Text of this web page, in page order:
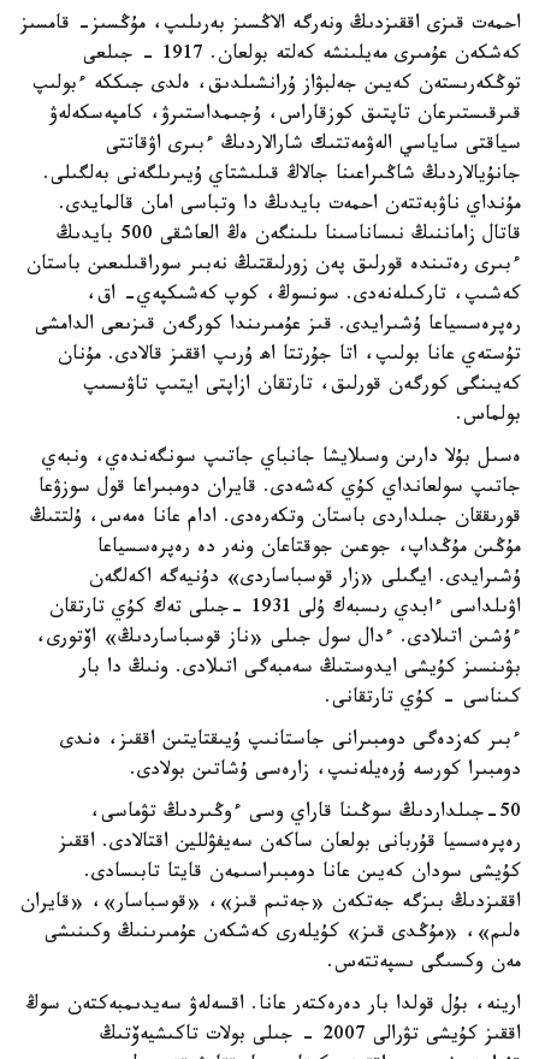
احمەت قىزى اققىزدىڭ ونەرگە الاڭسىز بەرىلىپ، مۇڭسىز- قامسىز
كەشكەن عۇمىرى مەيلىنشە كەلتە بولعان. 1917 - جىلعى
توڭكەرىستەن كەيىن جەلبۋاز ۇرانشىلدىق، ەلدى جىككە ءبولىپ
قىرقىستىرعان تاپتىق كوزقاراس، ۇجىمداستىرۋ، كامپەسكەلەۋ
سياقتى ساياسي الەۋمەتتىك شارالاردىڭ ءبىرى اۋقاتتى
جانۇيالاردىڭ شاڭىراعىنا جالاڭ قىلىشتاي ۇيىرىلگەنى بەلگىلى.
مۇنداي ناۋبەتتەن احمەت بايدىڭ دا وتباسى امان قالمايدى.
قاتال زاماننىڭ نىساناسىنا ىلىنگەن ەڭ العاشقى 500 بايدىڭ
ءبىرى رەتىندە قورلىق پەن زورلىقتىڭ نەبىر سوراقىلىعىن باستان
كەشىپ، تاركىلەنەدى. سونسوڭ، كوپ كەشىكپەي- اق،
رەپرەسسياعا ۇشىرايدى. قىز عۇمىرىندا كورگەن قىزىعى الدامشى
تۇستەي عانا بولىپ، اتا جۇرتتا اھ ۇرىپ اققىز قالادى. مۇنان
كەيىنگى كورگەن قورلىق، تارتقان ازاپتى ايتىپ تاۋىسىپ
بولماس.
ەسىل بۇلا دارىن وسىلايشا جانباي جاتىپ سونگەندەي، ونبەي
جاتىپ سولعانداي كۇي كەشەدى. قايران دومبىراعا قول سوزۋعا
قورىققان جىلداردى باستان وتكەرەدى. ادام عانا ەمەس، ۇلتتىڭ
مۇڭىن مۇڭداپ، جوعىن جوقتاعان ونەر دە رەپرەسسياعا
ۇشىرايدى. ايگىلى «زار قوسباساردى» دۇنيەگە اكەلگەن
اۋىلداسى ءابدي رىسبەك ۇلى 1931 -جىلى تەك كۇي تارتقان
ءۇشىن اتىلادى. ءدال سول جىلى «ناز قوسباساردىڭ» اۆتورى،
بۋىنسىز كۇيشى ايدوستىڭ سەمبەگى اتىلادى. ونىڭ دا بار
كىناسى - كۇي تارتقانى.
ءبىر كەزدەگى دومبىرانى جاستانىپ ۇيىقتايتىن اققىز، ەندى
دومبىرا كورسە ۇرەيلەنىپ، زارەسى ۇشاتىن بولادى.
50-جىلداردىڭ سوڭىنا قاراي وسى ءوڭىردىڭ تۋماسى،
رەپرەسسيا قۇربانى بولعان ساكەن سەيفۋللين اقتالادى. اققىز
كۇيشى سودان كەيىن عانا دومبىراسىمەن قايتا تابىسادى.
اققىزدىڭ بىزگە جەتكەن «جەتىم قىز»، «قوسباسار»، «قايران
ەلىم»، «مۇڭدى قىز» كۇيلەرى كەشكەن عۇمىرىنىڭ وكىنىشى
مەن وكسىگى ىسپەتتەس.
ارينە، بۇل قولدا بار دەرەكتەر عانا. اقسەلەۋ سەيدىمبەكتەن سوڭ
اققىز كۇيشى تۋرالى 2007 - جىلى بولات تاكىشيەۆتىڭ